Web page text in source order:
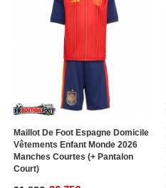
Maillot De Foot Espagne Domicile
Vêtements Enfant Monde 2026
Manches Courtes (+ Pantalon
Court)